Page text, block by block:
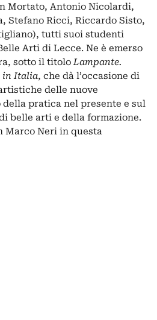
Mortato, Antonio Nicolardi,
Stefano Ricci, Riccardo Sisto,
tutti suoi studenti
Arti di Lecce. Ne è emerso
sotto il titoloLampante.
in Italia, che dà l’occasione di
delle nuove
pratica nel presente e sul
belle arti e della formazione.
Marco Neri in questa